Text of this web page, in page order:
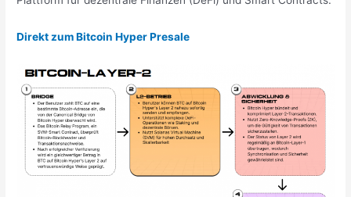
Direkt zum Bitcoin Hyper Presale